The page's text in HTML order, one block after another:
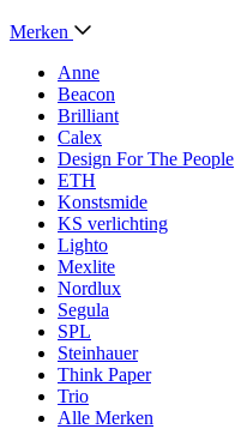
Merken
Anne
Beacon
Brilliant
Calex
Design For The People
ETH
Konstsmide
KS verlichting
Lighto
Mexlite
Nordlux
Segula
SPL
Steinhauer
Think Paper
Trio
Alle Merken